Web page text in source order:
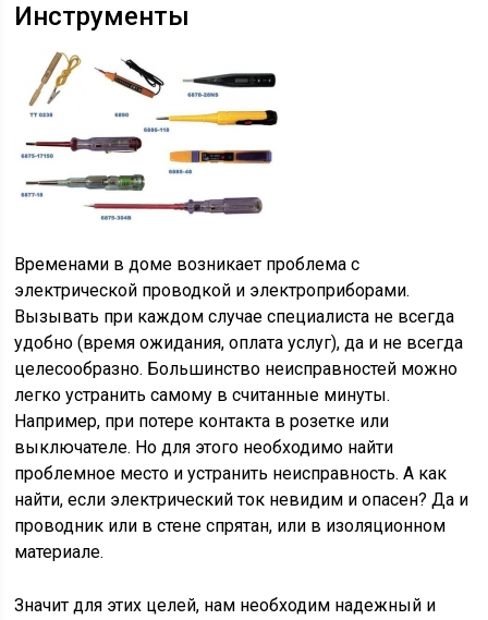
Инструменты
Временами в доме возникает проблема с
электрической проводкой и электроприборами.
Вызывать при каждом случае специалиста не всегда
удобно (время ожидания, оплата услуг), да и не всегда
целесообразно. Большинство неисправностей можно
легко устранить самому в считанные минуты.
Например, при потере контакта в розетке или
выключателе. Но для этого необходимо найти
проблемное место и устранить неисправность. А как
найти, если электрический ток невидим и опасен? Да и
проводник или в стене спрятан, или в изоляционном
материале.
Значит для этих целей, нам необходим надежный и